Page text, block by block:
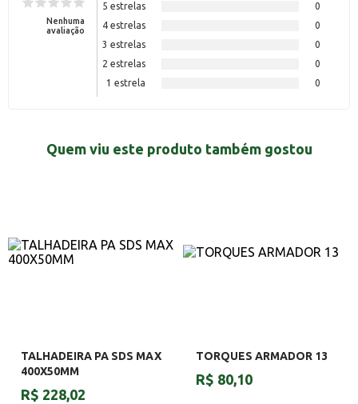
Nenhuma
avaliação
5 estrelas
0
4 estrelas
0
3 estrelas
0
2 estrelas
0
1 estrela
0
Quem viu este produto também gostou
TALHADEIRA PA SDS MAX
400X50MM
R$ 228,02
TORQUES ARMADOR 13
R$ 80,10